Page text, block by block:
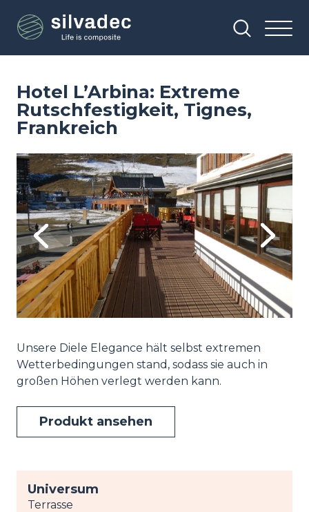
zum
Inhalt
Hotel L’Arbina: Extreme
Rutschfestigkeit, Tignes,
Frankreich
Previous
Image
Next
Unsere Diele Elegance hält selbst extremen
Wetterbedingungen stand, sodass sie auch in
großen Höhen verlegt werden kann.
Produkt ansehen
Universum
Terrasse